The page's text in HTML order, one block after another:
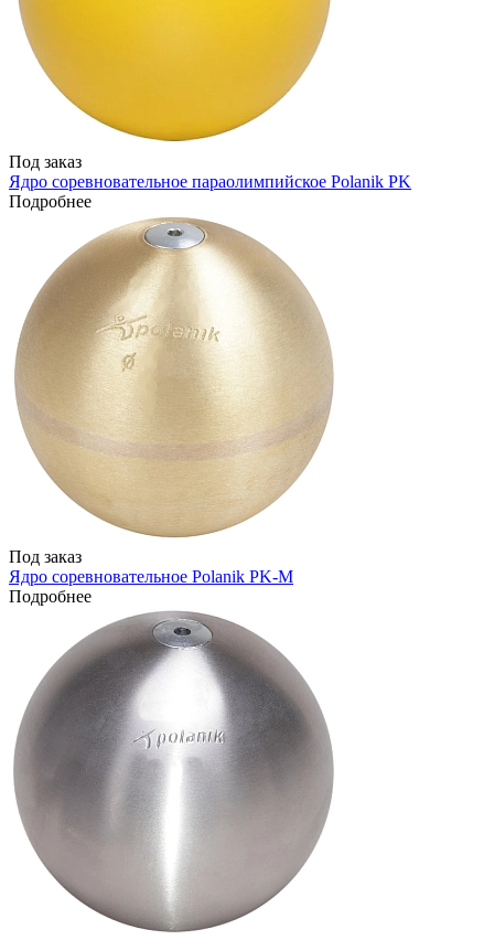
Под заказ
Ядро соревновательное параолимпийское Polanik PK
Подробнее
Под заказ
Ядро соревновательное Polanik PK-M
Подробнее